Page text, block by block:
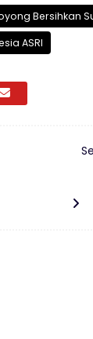
Bersihkan
ASRI